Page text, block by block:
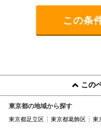
この
東京都の地域から探す
東京都足立区 東京都葛飾区 東